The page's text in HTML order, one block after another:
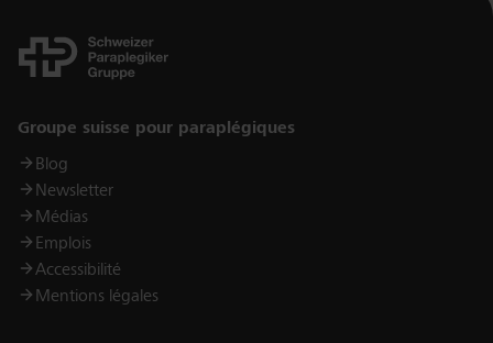
Links
Groupe suisse pour paraplégiques
Blog
Newsletter
Médias
Emplois
Accessibilité
Mentions légales